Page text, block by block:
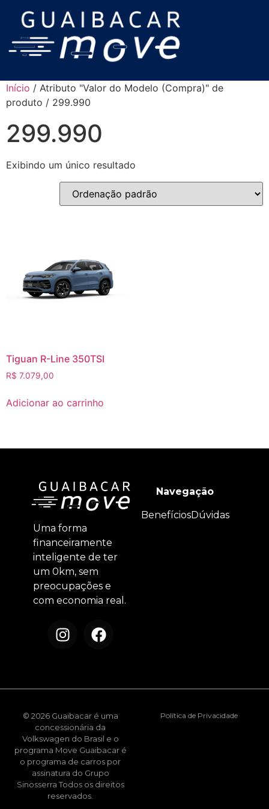
Início / Atributo "Valor do Modelo (Compra)" de
produto / 299.990
299.990
Exibindo um único resultado
Tiguan R-Line 350TSI
R$ 7.079,00
Adicionar ao carrinho
Uma forma
financeiramente
inteligente de ter
um 0km, sem
preocupações e
com economia real.
Navegação
BenefíciosDúvidas
© 2026 Guaibacar é uma
concessionária da
Volkswagen do Brasil e o
programa Move Guaibacar é
o programa de carros por
assinatura do Grupo
Sinosserra Todos os direitos
reservados.
Política de Privacidade